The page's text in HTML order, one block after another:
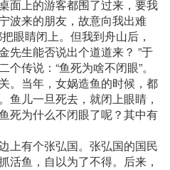
面上的游客都围了过来，要我
波来的朋友，故意向我出难
眼睛闭上。但我到舟山后，
先生能否说出个道道来？ ”于
传说：“鱼死为啥不闭眼”。
。当年，女娲造鱼的时候，都
鱼儿一旦死去，就闭上眼睛，
死为什么不闭眼了呢？其中有
上有个张弘国。张弘国的国民
活鱼，自以为了不得。后来，